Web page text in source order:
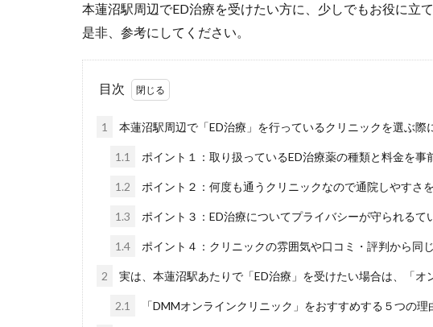
本蓮沼駅周辺でED治療を受けたい方に、少しでもお役に立て
是非、参考にしてください。
目次
1 本蓮沼駅周辺で「ED治療」を行っているクリニックを選ぶ際
1.1 ポイント１：取り扱っているED治療薬の種類と料金を事
1.2 ポイント２：何度も通うクリニックなので通院しやすさ
1.3 ポイント３：ED治療についてプライバシーが守られるて
1.4 ポイント４：クリニックの雰囲気や口コミ・評判から同
2 実は、本蓮沼駅あたりで「ED治療」を受けたい場合は、「オ
2.1 「DMMオンラインクリニック」をおすすめする５つの理